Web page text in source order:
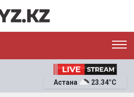
ЭКОНОМИКА
Астана 23.34°C